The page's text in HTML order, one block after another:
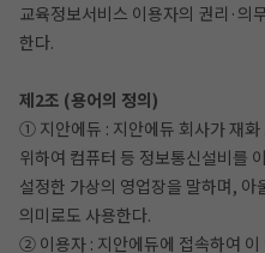
교육정보서비스 이용자의 권리·의
한다.
제2조 (용어의 정의)
① 지안에듀 : 지안에듀 회사가 재
위하여 컴퓨터 등 정보통신설비를
설정한 가상의 영업장을 말하며,
의미로도 사용한다.
② 이용자 : 지안에듀에 접속하여 이